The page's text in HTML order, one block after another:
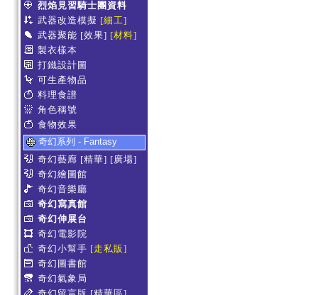
烈焰見習騎士團資料
武器改造模擬 [細工]
武器聚能 [效果] [材料]
製衣樣本
打鐵設計圖
可生產物品
料理食譜
角色稱號
食物效果
奇幻系列 - Fantasy
奇幻藝廊 [精華] [廣場]
奇幻繪圖館
奇幻音樂廳
奇幻寫真館
奇幻伸展台
奇幻電影院
奇幻小幫手 [走私販]
奇幻圖書館
奇幻氣象局